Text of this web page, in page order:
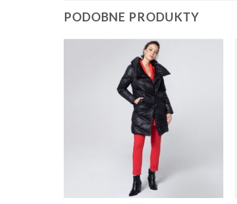
PODOBNE PRODUKTY